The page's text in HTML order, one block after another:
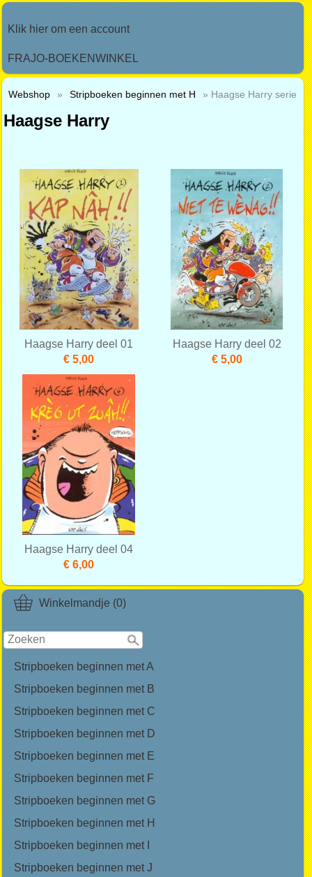
Klik hier om een account
FRAJO-BOEKENWINKEL
Winkelmandje (0)
Stripboeken beginnen met A
Stripboeken beginnen met B
Stripboeken beginnen met C
Stripboeken beginnen met D
Stripboeken beginnen met E
Stripboeken beginnen met F
Stripboeken beginnen met G
Stripboeken beginnen met H
Stripboeken beginnen met I
Stripboeken beginnen met J
Webshop » Stripboeken beginnen met H » Haagse Harry serie
Haagse Harry
Haagse Harry deel 01
€ 5,00
Haagse Harry deel 02
€ 5,00
Haagse Harry deel 04
€ 6,00